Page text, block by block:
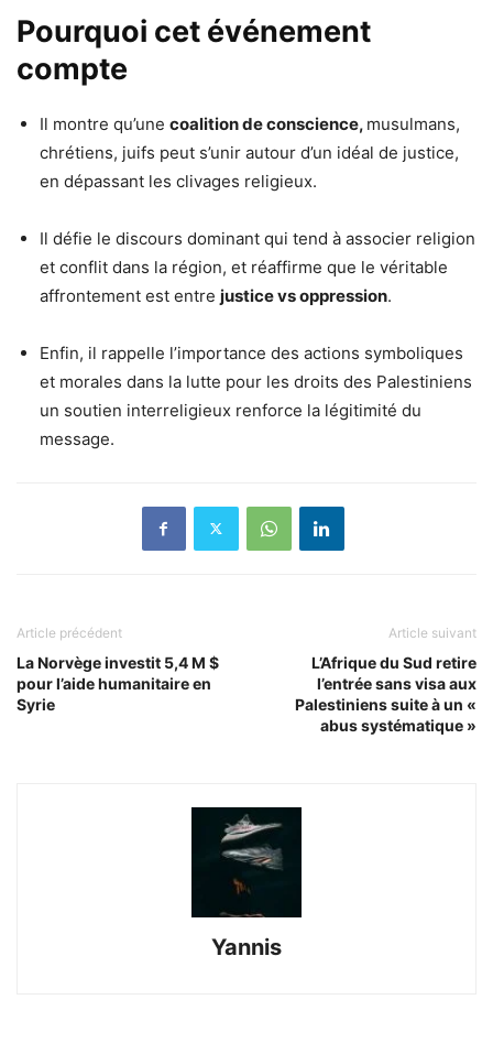
Pourquoi cet événement
compte
Il montre qu’une coalition de conscience, musulmans,
chrétiens, juifs peut s’unir autour d’un idéal de justice,
en dépassant les clivages religieux.
Il défie le discours dominant qui tend à associer religion
et conflit dans la région, et réaffirme que le véritable
affrontement est entre justice vs oppression.
Enfin, il rappelle l’importance des actions symboliques
et morales dans la lutte pour les droits des Palestiniens
un soutien interreligieux renforce la légitimité du
message.
Article précédent
La Norvège investit 5,4 M $
pour l’aide humanitaire en
Syrie
Article suivant
L’Afrique du Sud retire
l’entrée sans visa aux
Palestiniens suite à un «
abus systématique »
Yannis